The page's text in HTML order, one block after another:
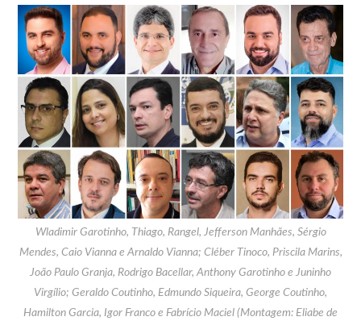
Wladimir Garotinho, Thiago, Rangel, Jefferson Manhães, Sérgio
Mendes, Caio Vianna e Arnaldo Vianna; Cléber Tinoco, Priscila Marins,
João Paulo Granja, Rodrigo Bacellar, Anthony Garotinho e Juninho
Virgílio; Geraldo Coutinho, Edmundo Siqueira, George Coutinho,
Hamilton Garcia, Igor Franco e Fabrício Maciel (Montagem: Eliabe de